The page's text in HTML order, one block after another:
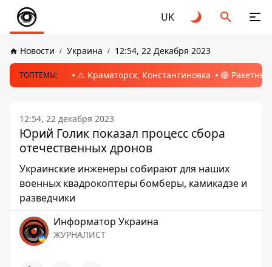
UK
Новости Украина 12:54, 22 Декабря 2023
ТОПТЕМЫ: ⚠️ Краматорск, Константиновка 🔴
12:54, 22 декабря 2023
Юрий Голик показал процесс сбора
отечественных дронов
Украинские инженеры собирают для наших
военных квадрокоптеры бомберы, камикадзе и
разведчики
Информатор Украина
ЖУРНАЛИСТ